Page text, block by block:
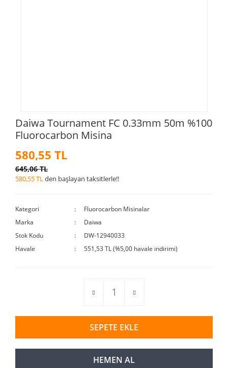
Daiwa Tournament FC 0.33mm 50m %100
Fluorocarbon Misina
580,55 TL
645,06 TL
580,55 TLden başlayan taksitlerle!!
Kategori
Fluorocarbon Misinalar
Marka
Daiwa
Stok Kodu
DW-12940033
Havale
551,53 TL (%5,00 havale indirimi)
SEPETE EKLE
HEMEN AL